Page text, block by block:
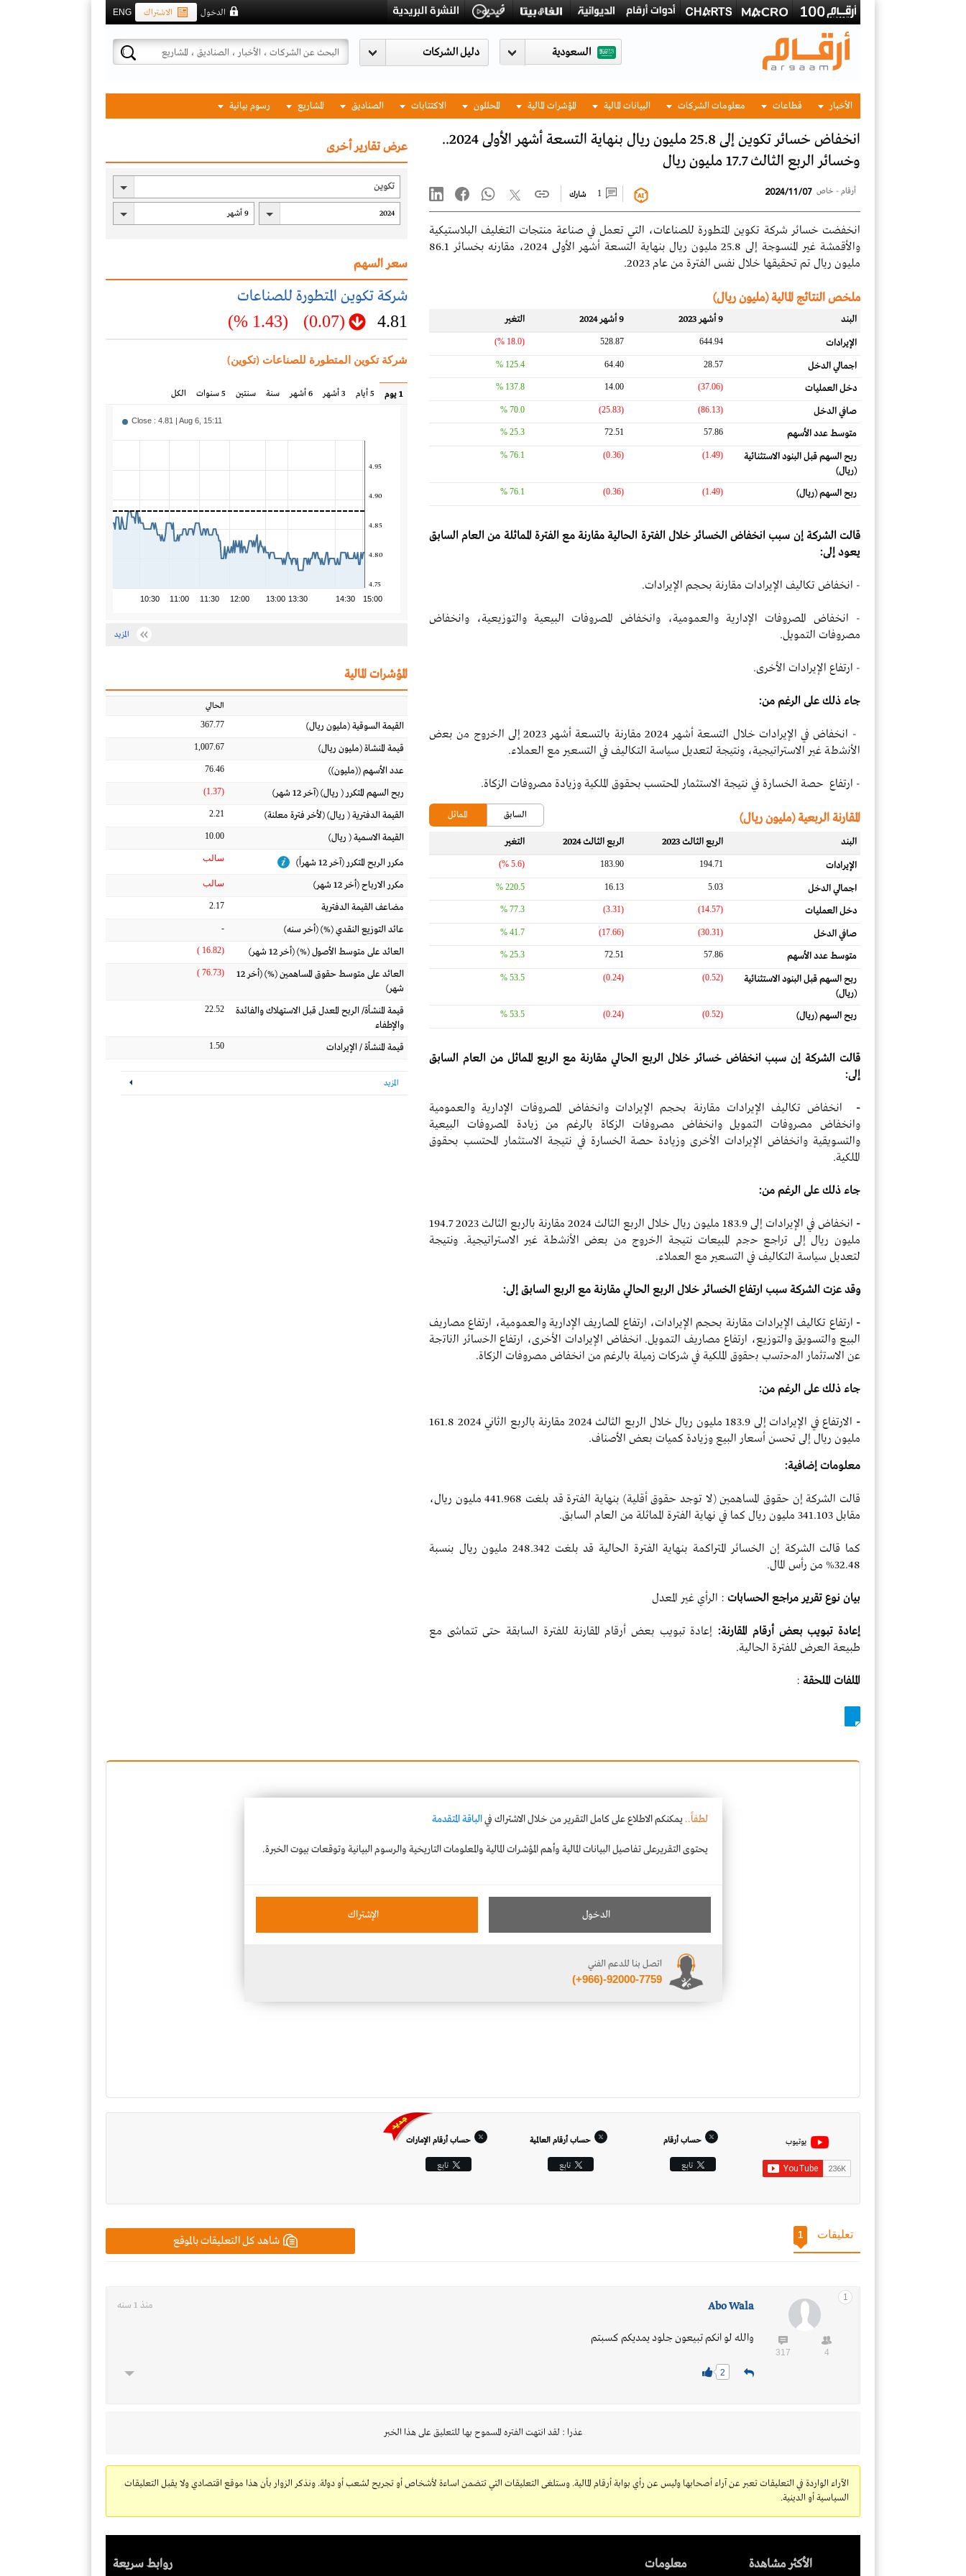
ENG الاشتراك الدخول
السعودية
الأخبار قطاعات معلومات الشركات البيانات المالية المؤشرات المالية المحللون الاكتتابات الصناديق المشاريع رسوم بيانية
انخفاض خسائر تكوين إلى 25.8 مليون ريال بنهاية التسعة أشهر الأولى 2024..
وخسائر الربع الثالث 17.7 مليون ريال
2024/11/07 أرقام - خاص شارك 1
انخفضت خسائر شركة تكوين المتطورة للصناعات، التي تعمل في صناعة منتجات التغليف البلاستيكية
والأقمشة غير المنسوجة إلى 25.8 مليون ريال بنهاية التسعة أشهر الأولى 2024، مقارنه بخسائر 86.1
مليون ريال تم تحقيقها خلال نفس الفترة من عام 2023.
ملخص النتائج المالية (مليون ريال)
البند 9 أشهر 2023 9 أشهر 2024
التغير‬
الإيرادات
644.94
528.87
(18.0 %)
اجمالي الدخل 28.57
64.40
125.4 %
دخل العمليات (37.06)
14.00
137.8 %
صافي الدخل (86.13)
(25.83)
70.0 %
متوسط ​​عدد الأسهم 57.86
72.51
25.3 %
ربح السهم قبل البنود الاستثنائية
(ريال)
(1.49)
(0.36)
76.1 %
ربح السهم (ريال) (1.49)
(0.36)
76.1 %
قالت الشركة إن سبب انخفاض الخسائر خلال الفترة الحالية مقارنة مع الفترة المماثلة من العام السابق
يعود إلى:
- انخفاض تكاليف الإيرادات مقارنة بحجم الإيرادات.
- انخفاض المصروفات الإدارية والعمومية، وانخفاض المصروفات البيعية والتوزيعية، وانخفاض
مصروفات التمويل.
- ارتفاع الإيرادات الأخرى.
جاء ذلك على الرغم من:
- انخفاض ﻓﻲ الإيرادات ﺧﻼل التسعة أشهر 2024 ﻣﻘﺎرﻧﺔ بالتسعة أشهر 2023 إﻟﻰ اﻟﺧروج ﻣن ﺑﻌض
الأﻧﺷطﺔ غير الاستراتيجية، ونتيجة لتعديل سياسة التكاليف في التسعير مع العملاء.
- ارتفاع حصة الخسارة في نتيجة الاستثمار المحتسب بحقوق الملكية وزيادة مصروفات الزكاة.
المقارنة الربعية (مليون ريال) المماثل السابق
البند الربع الثالث 2023 الربع الثالث 2024
التغير‬
الإيرادات
194.71
183.90
(5.6 %)
اجمالي الدخل 5.03
16.13
220.5 %
دخل العمليات (14.57)
(3.31)
77.3 %
صافي الدخل (30.31)
(17.66)
41.7 %
متوسط ​​عدد الأسهم 57.86
72.51
25.3 %
ربح السهم قبل البنود الاستثنائية
(ريال)
(0.52)
(0.24)
53.5 %
ربح السهم (ريال) (0.52)
(0.24)
53.5 %
قالت الشركة إن سبب انخفاض خسائر خلال الربع الحالي مقارنة مع الربع المماثل من العام السابق
إلى:
-
انخفاض تكاليف الإيرادات مقارنة بحجم الإيرادات وانخفاض المصروفات الإدارية والعمومية
وانخفاض مصروفات التمويل وانخفاض مصروفات الزكاة بالرغم من زيادة المصروفات البيعية
والتسويقية وانخفاض الإيرادات الأخرى وزيادة حصة الخسارة في نتيجة الاستثمار المحتسب بحقوق
الملكية.
جاء ذلك على الرغم من:
-
انخفاض ﻓﻲ الإيرادات إلى 183.9 مليون ريال ﺧﻼل اﻟرﺑﻊ الثالث 2024 ﻣﻘﺎرﻧﺔ ﺑﺎﻟرﺑﻊ الثالث 2023 194.7
مليون ريال إﻟﻰ ﺗراﺟﻊ ﺣﺟم المبيعات نتيجة اﻟﺧروج ﻣن ﺑﻌض الأﻧﺷطﺔ غير الاستراتيجية. ونتيجة
لتعديل سياسة التكاليف في التسعير مع العملاء.
وقد عزت الشركة سبب ارتفاع الخسائر خلال الربع الحالي مقارنة مع الربع السابق إلى:
- ارتفاع تكاليف الإيرادات مقارنة بحجم الإيرادات، ارتفاع المصاريف الإدارية والعمومية، ارتفاع مصاريف
البيع والتسويق والتوزيع، ارتفاع مصاريف التمويل. انخفاض الإيرادات الأخرى، ارتفاع اﻟﺧﺳﺎﺋر اﻟﻧﺎﺗﺟﺔ
ﻋن اﻻﺳﺗﺛﻣﺎر اﻟﻣﺣﺗﺳب ﺑﺣﻘوق الملكية ﻓﻲ ﺷرﻛﺎت زميلة بالرغم من انخفاض مصروفات الزكاة.
جاء ذلك على الرغم من:
-
الارتفاع ﻓﻲ الإيرادات إلى 183.9 مليون ريال ﺧﻼل اﻟرﺑﻊ الثالث 2024 مقارنة ﺑﺎﻟرﺑﻊ اﻟﺛﺎﻧﻲ 2024 161.8
مليون ريال إلى تحسن أسعار البيع وزيادة كميات بعض الأصناف.
معلومات إضافية:
قالت الشركة إن حقوق المساهمين (لا توجد حقوق أقلية) بنهاية الفترة قد بلغت 441.968 مليون ريال،
مقابل 341.103 مليون ريال كما في نهاية الفترة المماثلة من العام السابق.
كما قالت الشركة إن الخسائر المتراكمة بنهاية الفترة الحالية قد بلغت 248.342 مليون ريال بنسبة
32.48% من رأس المال.
بيان نوع تقرير مراجع الحسابات : الرأي غير المعدل
إعادة تبويب بعض أرقام المقارنة: إعادة تبويب بعض أرقام المقارنة للفترة السابقة حتى تتماشى مع
طبيعة العرض للفترة الحالية.
الملفات الملحقة :
عرض تقارير أخرى
سعر السهم
شركة تكوين المتطورة للصناعات
4.81
(0.07)
(1.43 %)
شركة تكوين المتطورة للصناعات (تكوين)
1 يوم 5 أيام 3 أشهر 6 أشهر سنة سنتين 5 سنوات الكل
10:30 11:00 11:30 12:00 13:00 13:30 14:30 15:00
4.75
4.80
4.85
4.90
4.95
Close : 4.81 | Aug 6, 15:11
المزيد
المؤشرات المالية
الحالي
القيمة السوقية (مليون ريال) 367.77
قيمة المنشاة (مليون ريال) 1,007.67
عدد الأسهم ((مليون)) 76.46
ربح السهم المتكرر ( ريال) (آخر 12 شهر) (1.37)
القيمة الدفترية ( ريال) (لأخر فترة معلنة) 2.21
القيمة الاسمية ( ريال) 10.00
مكرر الربح المتكرر (آخر 12 شهراً) سالب
مكرر الارباح (أخر 12 شهر) سالب
مضاعف القيمة الدفترية 2.17
عائد التوزيع النقدي (%) (أخر سنه) -
العائد على متوسط الأصول (%) (أخر 12 شهر) (16.82 )
العائد على متوسط حقوق المساهمين (%) (أخر 12
شهر)
(76.73 )
قيمة المنشأة/ الربح المعدل قبل الاستهلاك والفائدة
والإطفاء
22.52
قيمة المنشأة / الإيرادات 1.50
المزيد
لطفاً..يمكنكم الاطلاع على كامل التقرير من خلال الاشتراك فيالباقة المتقدمة
يحتوى التقريرعلى تفاصيل البيانات المالية وأهم المؤشرات المالية والمعلومات التاريخية والرسوم البيانية وتوقعات بيوت الخبرة.
الدخول الإشتراك
اتصل بنا للدعم الفني
(+966)-92000-7759
يوتيوب حساب أرقام
تابِع
حساب أرقام العالمية
تابِع
حساب أرقام الإمارات‎
تابِع
شاهد كل التعليقات بالموقع تعليقات 1
1
4
317
Abo Wala منذ 1 سنه
والله لو انكم تبيعون جلود يمديكم كسبتم
2
عذرا : لقد انتهت الفتره المسموح بها للتعليق على هذا الخبر
الآراء الواردة في التعليقات تعبر عن آراء أصحابها وليس عن رأي بوابة أرقام المالية. وستلغى التعليقات التي تتضمن اساءة لأشخاص أو تجريح لشعب أو دولة. ونذكر الزوار بأن هذا موقع اقتصادي ولا يقبل التعليقات
السياسية أو الدينية.
الأكثر مشاهدة معلومات روابط سريعة